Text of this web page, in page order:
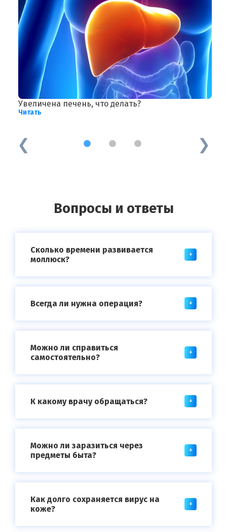
Увеличена печень, что делать?
Читать
1 2 3
Вопросы и ответы
Сколько времени развивается
моллюск?
Всегда ли нужна операция?
Можно ли справиться
самостоятельно?
К какому врачу обращаться?
Можно ли заразиться через
предметы быта?
Как долго сохраняется вирус на
коже?